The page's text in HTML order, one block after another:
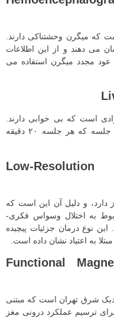
که میگرن وحشتناکی دارند.
می دهند و از این اطلاعات
مجدد میگرن استفاده می
است که بی خوابی دارند.
طبق یک مطالعه موردی، حتی بعد از ۱۵ جلسه که هر جلسه ۲۰ دقیقه
Low-
الکترود نیاز دارد، و دلیل آن این است که
به اختلال وسواس فکری-
نوع درمان جزئیات پیچیده
به اعتیاد نشان داده است.
Functional
شرق تهران است که مبتنی
ترسیم عملکرد درونی مغز